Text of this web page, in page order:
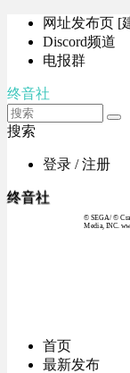
网址发布页 [
Discord频道
电报群
终音社
搜索
登录 / 注册
终音社
© SEGA / ©
Media, INC.
首页
最新发布